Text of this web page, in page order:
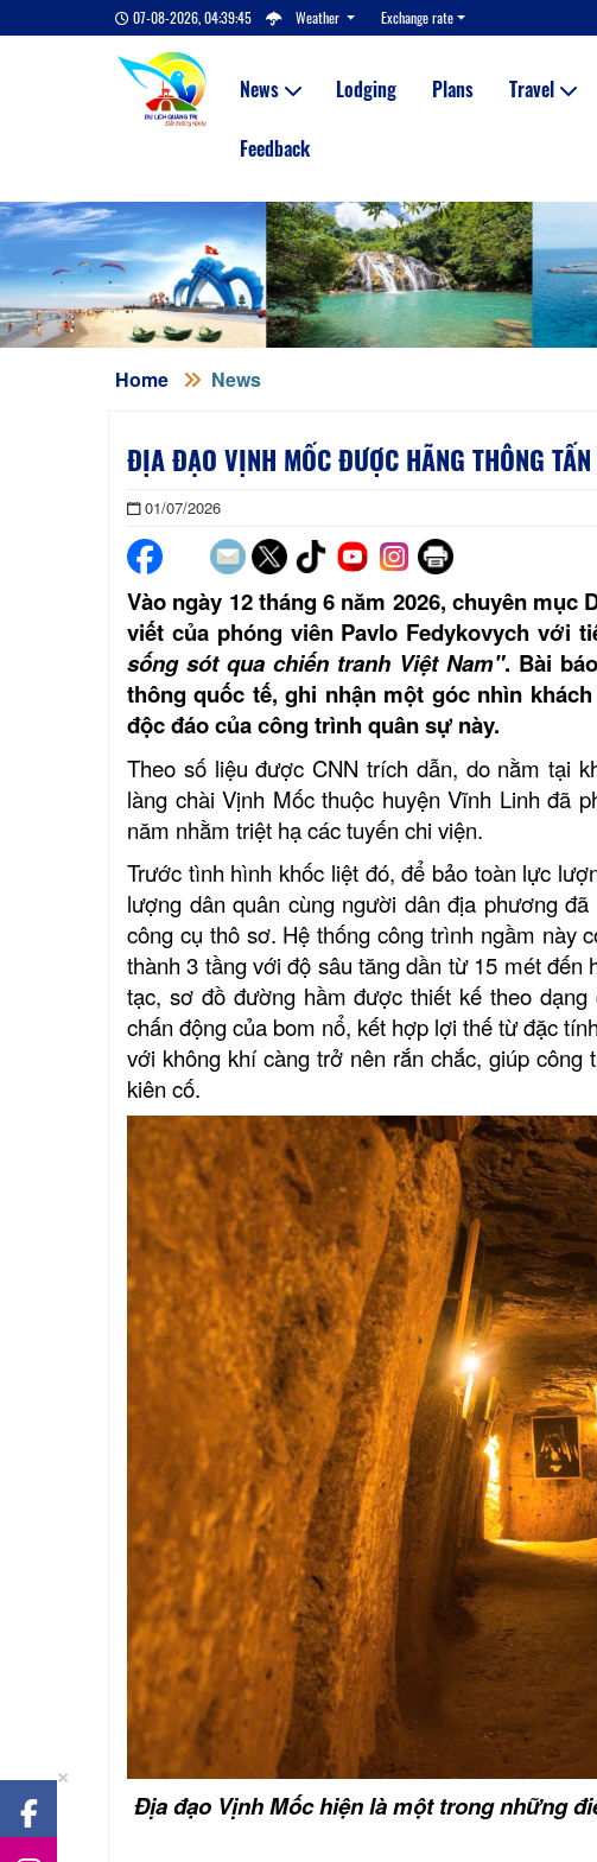
07-08-2026, 04:39:46 Weather Exchange rate
News Lodging Plans Travel
Feedback
Home News
ĐỊA ĐẠO VỊNH MỐC ĐƯỢC HÃNG THÔNG
01/07/2026
Vào ngày 12 tháng 6 năm 2026, chuyên mục
viết của phóng viên Pavlo Fedykovych với
sống sót qua chiến tranh Việt Nam". Bài
thông quốc tế, ghi nhận một góc nhìn
độc đáo của công trình quân sự này.
Theo số liệu được CNN trích dẫn, do nằm tại
làng chài Vịnh Mốc thuộc huyện Vĩnh Linh đã
năm nhằm triệt hạ các tuyến chi viện.
Trước tình hình khốc liệt đó, để bảo toàn lực
lượng dân quân cùng người dân địa phương
công cụ thô sơ. Hệ thống công trình ngầm này
thành 3 tầng với độ sâu tăng dần từ 15 mét
tạc, sơ đồ đường hầm được thiết kế theo
chấn động của bom nổ, kết hợp lợi thế từ đặc
với không khí càng trở nên rắn chắc, giúp
kiên cố.
Địa đạo Vịnh Mốc hiện là một trong những
×